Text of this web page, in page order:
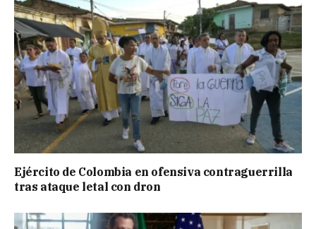
Ejército de Colombia en ofensiva contraguerrilla
tras ataque letal con dron